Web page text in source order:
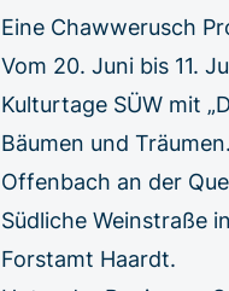
Eine Chawwerusch
Vom 20. Juni bis 11.
Kulturtage SÜW mit
Bäumen und
Offenbach an der
Südliche Weinstraße
Forstamt Haardt.